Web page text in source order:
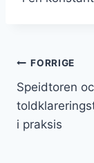
FORRIGE
Speidtoren
i praksis